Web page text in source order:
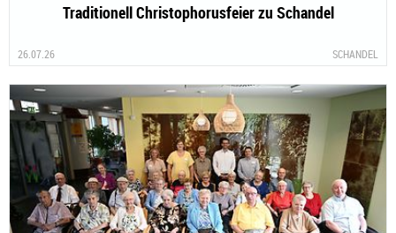
Traditionell Christophorusfeier zu Schandel
26.07.26 SCHANDEL